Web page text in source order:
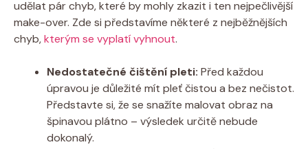
udělat pár chyb, které by mohly zkazit i ten nejpečlivější
make-over. Zde si představíme některé z nejběžnějších
chyb,kterým se vyplatí vyhnout.
Nedostatečné čištění pleti: Před každou
úpravou je důležité mít pleť čistou a bez nečistot.
Představte si, že se snažíte malovat obraz na
špinavou plátno – výsledek určitě nebude
dokonalý.